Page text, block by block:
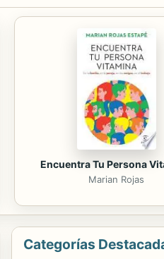
Encuentra Tu Persona
Marian Rojas
Categorías